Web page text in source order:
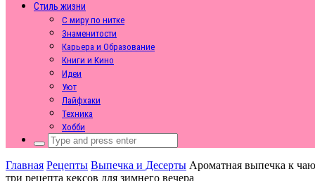
Стиль жизни
С миру по нитке
Знаменитости
Карьера и Образование
Книги и Кино
Идеи
Уют
Лайфхаки
Техника
Хобби
Search
for:
Главная Рецепты Выпечка и Десерты Ароматная выпечка к
три рецепта кексов для зимнего вечера